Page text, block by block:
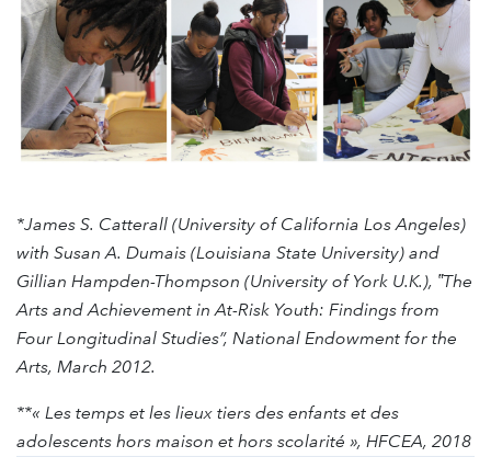
*James S. Catterall (University of California Los Angeles)
with Susan A. Dumais (Louisiana State University) and
Gillian Hampden-Thompson (University of York U.K.), ‟The
Arts and Achievement in At-Risk Youth: Findings from
Four Longitudinal Studies”, National Endowment for the
Arts, March 2012.
**« Les temps et les lieux tiers des enfants et des
adolescents hors maison et hors scolarité », HFCEA, 2018